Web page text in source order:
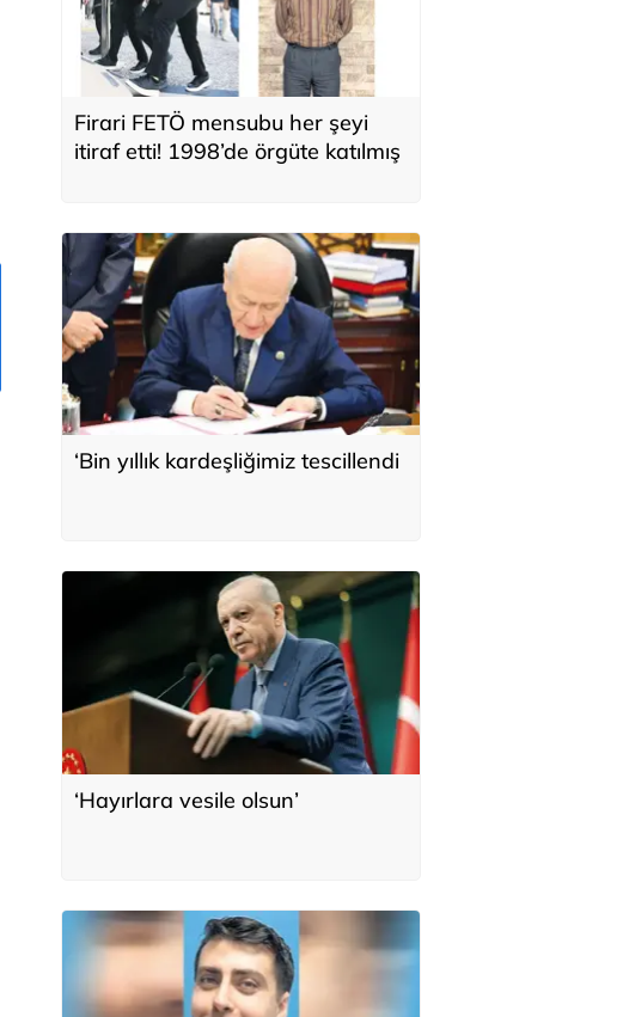
Firari FETÖ mensubu her şeyi
itiraf etti! 1998’de örgüte katılmış
‘Bin yıllık kardeşliğimiz tescillendi
‘Hayırlara vesile olsun’